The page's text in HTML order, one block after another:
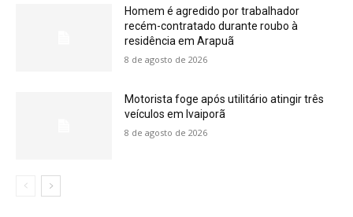
Homem é agredido por trabalhador
recém-contratado durante roubo à
residência em Arapuã
8 de agosto de 2026
Motorista foge após utilitário atingir três
veículos em Ivaiporã
8 de agosto de 2026